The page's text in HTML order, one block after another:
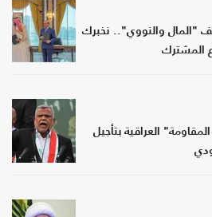
"المال والنووي".. نخبرك
المشترك
العراقية بتأجيل